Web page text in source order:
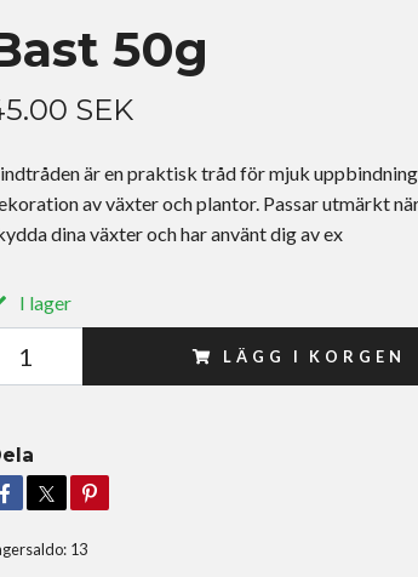
50g
SEK
är en praktisk tråd för mjuk
av växter och plantor. Passar utmärkt
dina växter och har använt dig av ex
I lager
LÄGG I KORGEN
13